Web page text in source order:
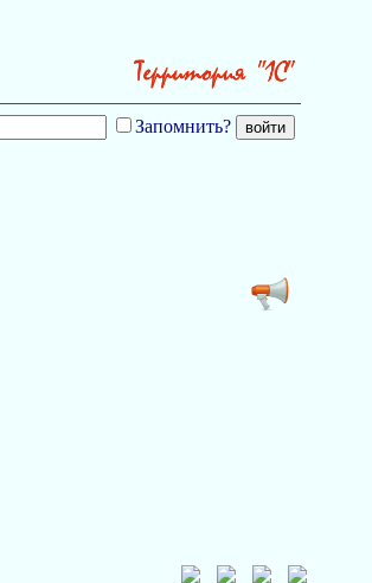
Запомнить?